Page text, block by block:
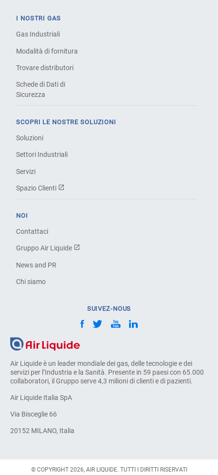
Air Liquide è un leader mondiale dei gas, delle tecnologie e dei
servizi per l’Industria e la Sanità. Presente in 59 paesi con 65.000
collaboratori, il Gruppo serve 4,3 milioni di clienti e di pazienti.
Air Liquide Italia SpA
Via Bisceglie 66
20152 MILANO, Italia
I NOSTRI GAS
Gas Industriali
Modalità di fornitura
Trovare distributori
Schede di Dati di
Sicurezza
SCOPRI LE NOSTRE SOLUZIONI
Soluzioni
Settori Industriali
Servizi
Spazio Clienti
NOI
Contattaci
Gruppo Air Liquide
News and PR
Chi siamo
SUIVEZ-NOUS
© COPYRIGHT 2026, AIR LIQUIDE. TUTTI I DIRITTI RISERVATI